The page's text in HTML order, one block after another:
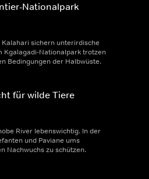
Nationalpark
sichern unterirdische
Kgalagadi-Nationalpark trotzen
Bedingungen der Halbwüste.
für wilde Tiere
River lebenswichtig. In der
und Paviane ums
Nachwuchs zu schützen.